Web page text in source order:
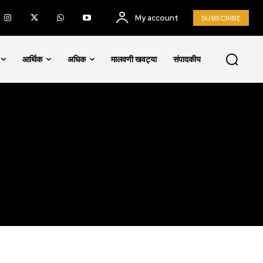
SUBSCRIBE
thePrivacy Policy.
My account SUBSCRIBE
आर्थिक अधिक मालवणी खवट्या संपादकीय